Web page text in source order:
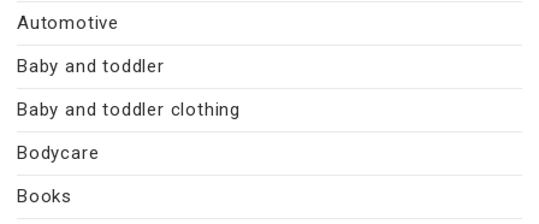
Automotive
Baby and toddler
Baby and toddler clothing
Bodycare
Books